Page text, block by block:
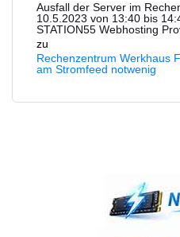
Ausfall der Server im
10.5.2023 von 13:40 bis
STATION55 Webhosting
zu
Rechenzentrum Werkhaus
am Stromfeed notwenig